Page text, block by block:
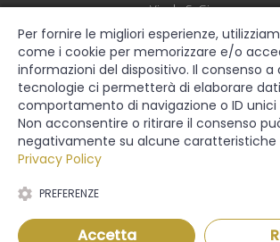
Vicolo S. Giuseppe
Cecina, LI 57023
Italy
Contattaci
Seguici
© 2016 Marte5 srl - Mesys srl
Per fornire le migliori esperienze,
come i cookie per memorizzare e/o
informazioni del dispositivo. Il consenso a
tecnologie ci permetterà di elaborare
comportamento di navigazione o ID unici
Non acconsentire o ritirare il consenso
negativamente su alcune caratteristiche
Privacy Policy
PREFERENZE
Accetta